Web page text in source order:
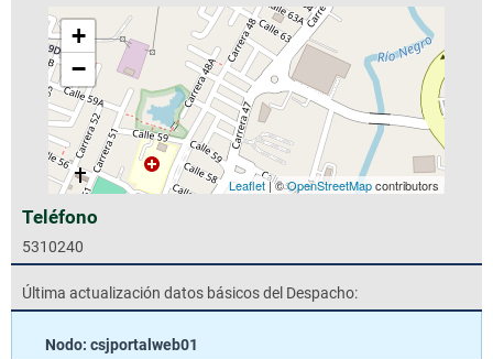
+
−
Leaflet| ©OpenStreetMapcontributors
Teléfono
5310240
Última actualización datos básicos del Despacho:
Nodo: csjportalweb01